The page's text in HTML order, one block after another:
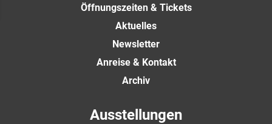
Öffnungszeiten & Tickets
Aktuelles
Newsletter
Anreise & Kontakt
Archiv
Ausstellungen